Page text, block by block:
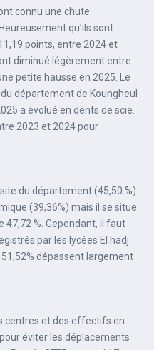
connu une chute
qu’ils sont
points, entre 2024 et
diminué légèrement entre
petite hausse en 2025. Le
département de Koungheul
a évolué en dents de scie.
2023 et 2024 pour
du département (45,50 %)
(39,36%) mais il se situe
47,72 %. Cependant, il faut
par les lycées El hadj
dépassent largement
centres et des effectifs en
éviter les déplacements